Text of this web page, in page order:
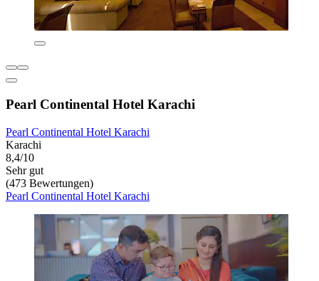
Pearl Continental Hotel Karachi
Pearl Continental Hotel Karachi
Karachi
8,4/10
Sehr gut
(473 Bewertungen)
Pearl Continental Hotel Karachi